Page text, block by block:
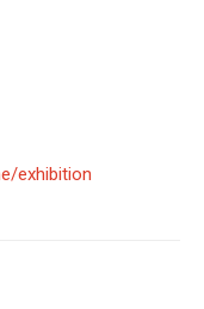
exhibition